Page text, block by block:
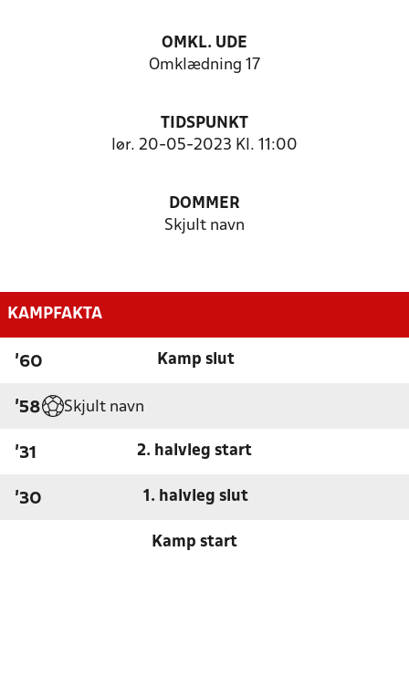
OMKL. UDE
Omklædning 17
TIDSPUNKT
lør. 20-05-2023 Kl. 11:00
DOMMER
Skjult navn
KAMPFAKTA
'60 Kamp slut
'58 Skjult navn
'31 2. halvleg start
'30 1. halvleg slut
Kamp start